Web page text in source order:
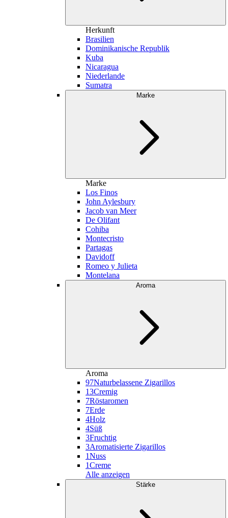
Herkunft
Brasilien
Dominikanische Republik
Kuba
Nicaragua
Niederlande
Sumatra
Marke
Marke
Los Finos
John Aylesbury
Jacob van Meer
De Olifant
Cohiba
Montecristo
Partagas
Davidoff
Romeo y Julieta
Montelana
Aroma
Aroma
97Naturbelassene Zigarillos
13Cremig
7Röstaromen
7Erde
4Holz
4Süß
3Fruchtig
3Aromatisierte Zigarillos
1Nuss
1Creme
Alle anzeigen
Stärke